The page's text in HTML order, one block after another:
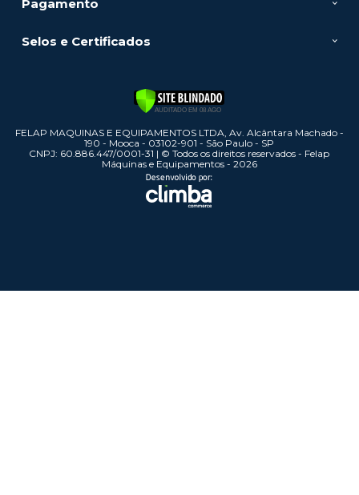
Pagamento
Selos e Certificados
FELAP MAQUINAS E EQUIPAMENTOS LTDA, Av. Alcântara Machado -
190 - Mooca - 03102-901 - São Paulo - SP
CNPJ: 60.886.447/0001-31 | © Todos os direitos reservados - Felap
Máquinas e Equipamentos - 2026